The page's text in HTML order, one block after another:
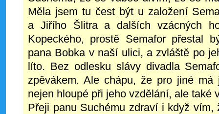
Měla jsem tu čest být u založení
a Jiřího Šlitra a dalších vzácných
Kopeckého, prostě Semafor přestal
pana Bobka v naší ulici, a zvláště po
líto. Bez odlesku slávy divadla
zpěvákem. Ale chápu, že pro jiné
nejen hloupé při jeho vzdělání, ale také
Přeji panu Suchému zdraví i když